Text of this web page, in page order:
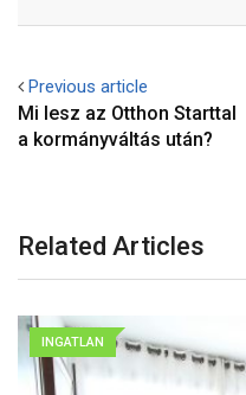
Previous article
Mi lesz az Otthon Starttal
a kormányváltás után?
Related Articles
INGATLAN